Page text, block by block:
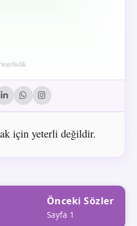
için yeterli değildir.
Önceki Sözler
Sayfa 1